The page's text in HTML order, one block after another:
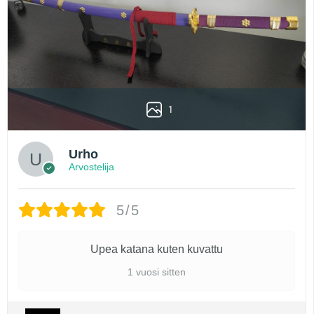
1
Urho
Arvostelija
5/5
Upea katana kuten kuvattu
1 vuosi sitten